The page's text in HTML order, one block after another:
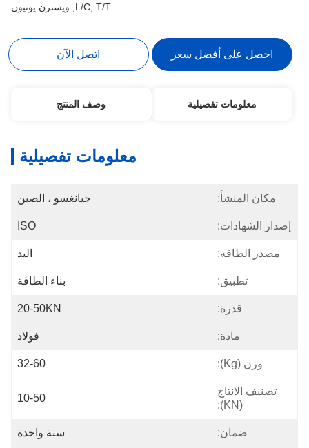
L/C, T/T, ويسترن يونيون
احصل على أفضل سعر اتصل الآن
معلومات تفصيلية وصف المنتج
معلومات تفصيلية
مكان المنشأ: جيانغسو ، الصين
إصدار الشهادات: ISO
مصدر الطاقة: اليد
تطبيق: بناء الطاقة
قدرة: 20-50KN
مادة: فولاذ
وزن (kg): 32-60
تصنيف الانتاج
10-50
ضمان: سنة واحدة